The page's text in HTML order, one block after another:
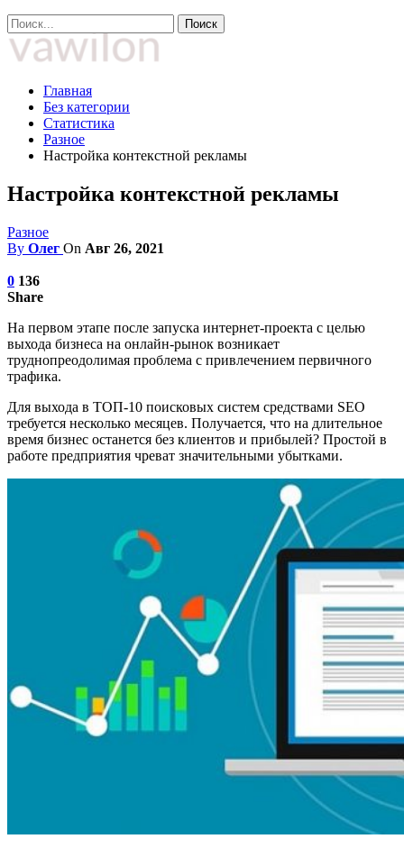
Главная
Без категории
Статистика
Разное
Настройка контекстной рекламы
Настройка контекстной рекламы
Разное
By Олег On Авг 26, 2021
0 136
Share
На первом этапе после запуска интернет-проекта с целью
выхода бизнеса на онлайн-рынок возникает
труднопреодолимая проблема с привлечением первичного
трафика.
Для выхода в ТОП-10 поисковых систем средствами SEO
требуется несколько месяцев. Получается, что на длительное
время бизнес останется без клиентов и прибылей? Простой в
работе предприятия чреват значительными убытками.